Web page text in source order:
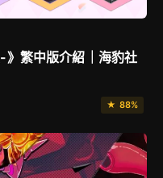
》繁中版介紹｜海豹社
★ 88%